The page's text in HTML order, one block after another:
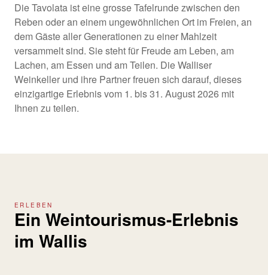
Die Tavolata ist eine grosse Tafelrunde zwischen den
Reben oder an einem ungewöhnlichen Ort im Freien, an
dem Gäste aller Generationen zu einer Mahlzeit
versammelt sind. Sie steht für Freude am Leben, am
Lachen, am Essen und am Teilen. Die Walliser
Weinkeller und ihre Partner freuen sich darauf, dieses
einzigartige Erlebnis vom 1. bis 31. August 2026 mit
Ihnen zu teilen.
ERLEBEN
Ein Weintourismus-Erlebnis
im Wallis